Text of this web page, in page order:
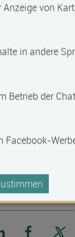
seit jeher als
für die Soziale
zunehmend
gem.
Organisationen
offerieren zu
effektive und
Xing teilen
Seite aufSeite auf
von
in andere
Betrieb der
Facebook-